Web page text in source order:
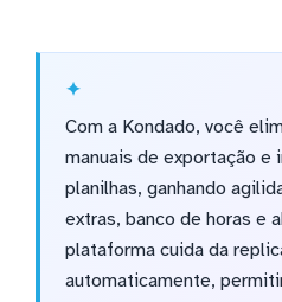
Com a Kondado, você
manuais de exportação e
planilhas, ganhando
extras, banco de horas e
plataforma cuida da
automaticamente,